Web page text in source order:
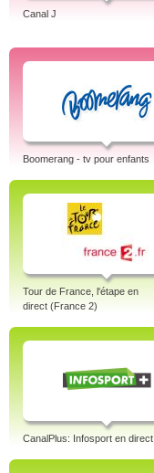
Canal J
Boomerang - tv pour enfants
Tour de France, l'étape en
direct (France 2)
CanalPlus: Infosport en direct